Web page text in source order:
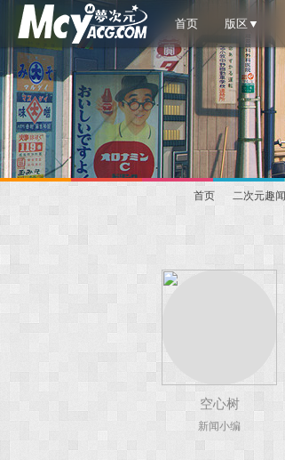
首页 版区▼
梦 »
首页
›
二次元趣闻
空心树
新闻小编